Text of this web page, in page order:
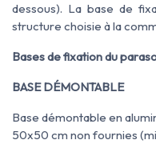
dessous). La base de
structure choisie à la
Bases de fixation du
BASE DÉMONTABLE
Base démontable en
50x50 cm non fournies